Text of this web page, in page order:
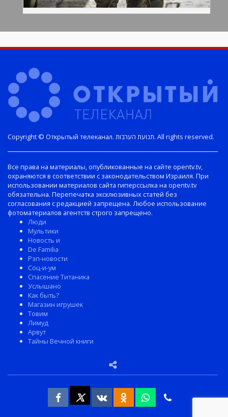
Copyright © Открытый телеканал. תנועת הערבות. All rights reserved.
Все права на материалы, опубликованные на сайте opentv.tv,
охраняются в соответствии с законодательством Израиля. При
использовании материалов сайта гиперссылка на opentv.tv
обязательна. Перепечатка эксклюзивных статей без
согласования с редакцией запрещена. Любое использование
фотоматериалов агентств строго запрещено.
Люди
Мультики
Новость и
De Familia
Рэп-новости
Соц-и-ум
Спасение Титаника
Услышано
Как быть?
Магазин игрушек
Товим
Лимуд
Арвут
Тайны Вечной книги